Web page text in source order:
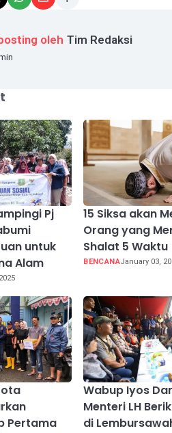
oleh Tim Redaksi
Pj
untuk
Alam
15 Siksa akan
Orang yang
Shalat 5 Waktu
BENCANAJanuary 03,
Pertama
Wabup Iyos
Menteri LH
di